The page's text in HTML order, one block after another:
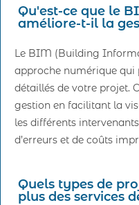
Qu'est-ce que le
améliore-t-il la
Le BIM (Building
approche numérique qui
détaillés de votre projet.
gestion en facilitant la
les différents
d’erreurs et de coûts
Quels types de
plus des services